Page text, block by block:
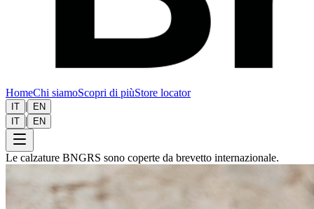
HomeChi siamoScopri di piùStore locator
IT |
EN
IT | EN
Le calzature BNGRS sono coperte da brevetto internazionale.